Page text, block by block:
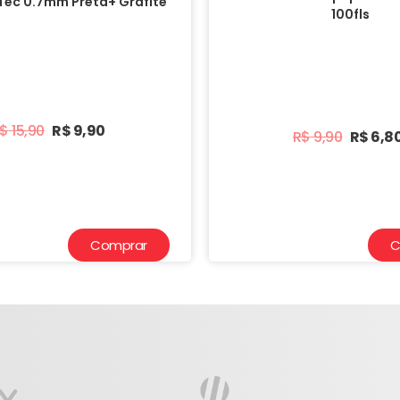
15,90 R$9,90
100fls
R$9,90 R$
Comprar